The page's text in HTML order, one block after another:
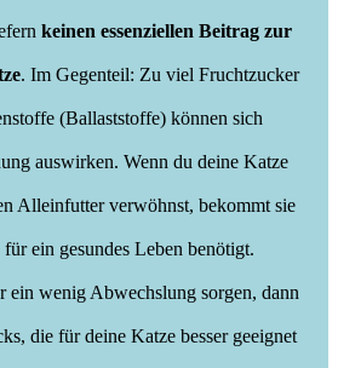
keinen essenziellen Beitrag zur
. Im Gegenteil: Zu viel Fruchtzucker
(Ballaststoffe) können sich
auswirken. Wenn du deine Katze
Alleinfutter verwöhnst, bekommt sie
ein gesundes Leben benötigt.
ein wenig Abwechslung sorgen, dann
die für deine Katze besser geeignet